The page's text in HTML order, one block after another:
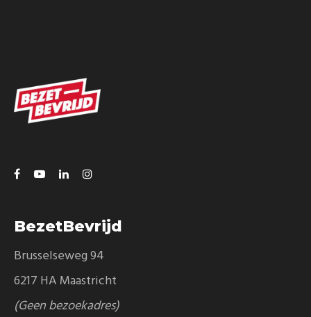
BezetBevrijd
Brusselseweg 94
6217 HA Maastricht
(Geen bezoekadres)